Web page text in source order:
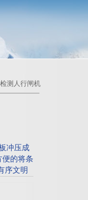
测人行闸机
冲压成
便的将条
序文明